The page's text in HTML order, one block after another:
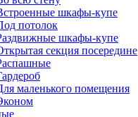
шкафы-купе
потолок
шкафы-купе
секция посередине
маленького помещения